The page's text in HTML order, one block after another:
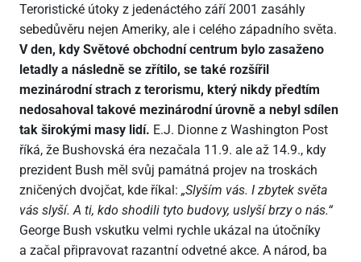
Teroristické útoky z jedenáctého září 2001 zasáhly
sebedůvěru nejen Ameriky, ale i celého západního světa.
V den, kdy Světové obchodní centrum bylo zasaženo
letadly a následně se zřítilo, se také rozšířil
mezinárodní strach z terorismu, který nikdy předtím
nedosahoval takové mezinárodní úrovně a nebyl sdílen
tak širokými masy lidí. E.J. Dionne z Washington Post
říká, že Bushovská éra nezačala 11.9. ale až 14.9., kdy
prezident Bush měl svůj památná projev na troskách
zničených dvojčat, kde říkal: „Slyším vás. I zbytek světa
vás slyší. A ti, kdo shodili tyto budovy, uslyší brzy o nás.“
George Bush vskutku velmi rychle ukázal na útočníky
a začal připravovat razantní odvetné akce. A národ, ba